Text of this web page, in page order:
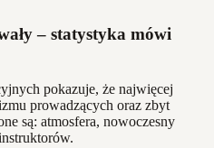
– statystyka mówi
pokazuje, że najwięcej
prowadzących oraz zbyt
są: atmosfera, nowoczesny